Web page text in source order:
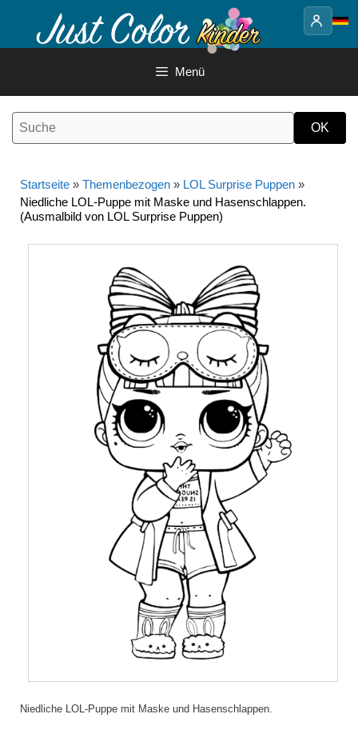
Inhalt
Menü
Startseite » Themenbezogen » LOL Surprise Puppen »
Niedliche LOL-Puppe mit Maske und Hasenschlappen.
(Ausmalbild von LOL Surprise Puppen)
Niedliche LOL-Puppe mit Maske und Hasenschlappen.